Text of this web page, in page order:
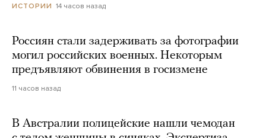
ИСТОРИИ 14 часов назад
Россиян стали задерживать за фотографии
могил российских военных. Некоторым
предъявляют обвинения в госизмене
11 часов назад
В Австралии полицейские нашли чемодан